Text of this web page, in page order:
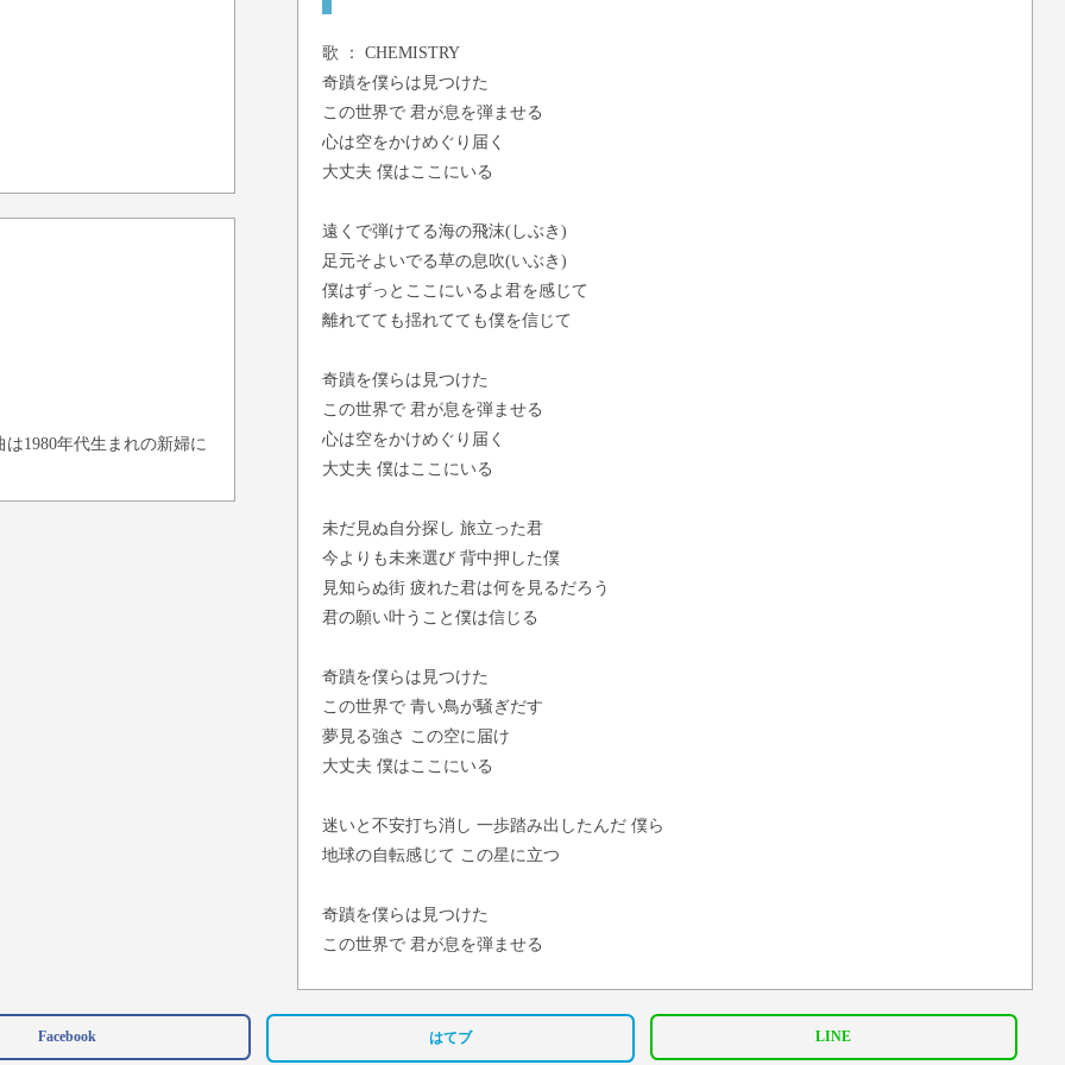
1980年代生まれの新婦に
歌 ： CHEMISTRY
奇蹟を僕らは見つけた
この世界で 君が息を弾ませる
心は空をかけめぐり届く
大丈夫 僕はここにいる
遠くで弾けてる海の飛沫(しぶき)
足元そよいでる草の息吹(いぶき)
僕はずっとここにいるよ君を感じて
離れてても揺れてても僕を信じて
奇蹟を僕らは見つけた
この世界で 君が息を弾ませる
心は空をかけめぐり届く
大丈夫 僕はここにいる
未だ見ぬ自分探し 旅立った君
今よりも未来選び 背中押した僕
見知らぬ街 疲れた君は何を見るだろう
君の願い叶うこと僕は信じる
奇蹟を僕らは見つけた
この世界で 青い鳥が騒ぎだす
夢見る強さ この空に届け
大丈夫 僕はここにいる
迷いと不安打ち消し 一歩踏み出したんだ 僕ら
地球の自転感じて この星に立つ
奇蹟を僕らは見つけた
この世界で 君が息を弾ませる
奇蹟を僕らは見つけた
Facebook はてブ LINE